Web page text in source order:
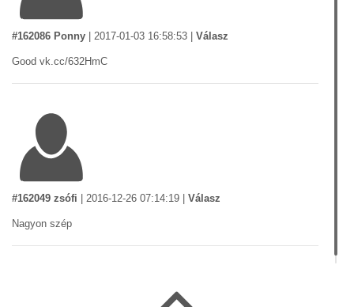
#162086 Ponny 2017-01-03 16:58:53 Válasz
Good vk.cc/632HmC
#162049 zsófi 2016-12-26 07:14:19 Válasz
Nagyon szép